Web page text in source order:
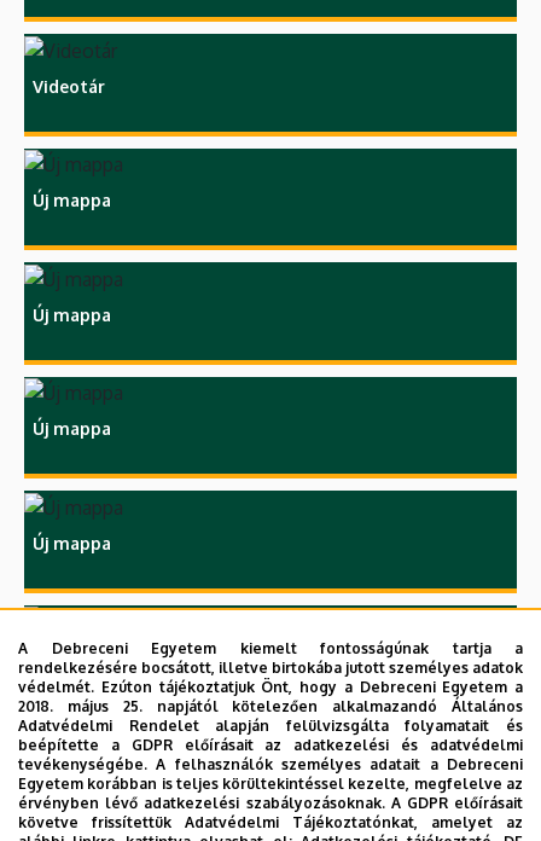
Videotár
Új mappa
Új mappa
Új mappa
Új mappa
Új mappa
A Debreceni Egyetem kiemelt fontosságúnak tartja a
rendelkezésére bocsátott, illetve birtokába jutott személyes adatok
védelmét. Ezúton tájékoztatjuk Önt, hogy a Debreceni Egyetem a
2018. május 25. napjától kötelezően alkalmazandó Általános
Adatvédelmi Rendelet alapján felülvizsgálta folyamatait és
beépítette a GDPR előírásait az adatkezelési és adatvédelmi
tevékenységébe. A felhasználók személyes adatait a Debreceni
Egyetem korábban is teljes körültekintéssel kezelte, megfelelve az
érvényben lévő adatkezelési szabályozásoknak. A GDPR előírásait
követve frissítettük Adatvédelmi Tájékoztatónkat, amelyet az